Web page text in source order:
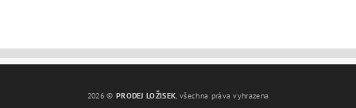
2026 © PRODEJ LOŽISEK, všechna práva vyhrazena